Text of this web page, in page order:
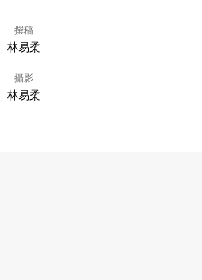
撰稿
林易柔
攝影
林易柔